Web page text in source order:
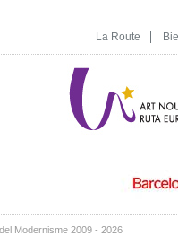
La Route
Modernisme 2009 - 2026